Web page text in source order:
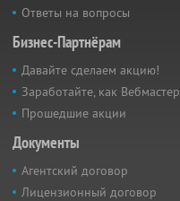
Ответы на вопросы
Бизнес-Партнёрам
Давайте сделаем акцию!
Заработайте, как Вебмастер
Прошедшие акции
Документы
Агентский договор
Лицензионный договор